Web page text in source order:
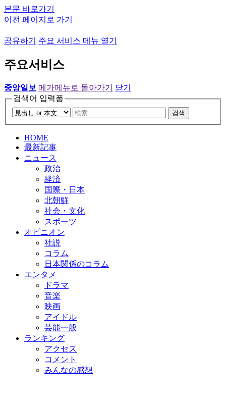
본문 바로가기
이전 페이지로 가기
공유하기 주요 서비스 메뉴 열기
주요서비스
중앙일보 메가메뉴로 돌아가기
닫기
검색어 입력폼
검색
HOME
最新記事
ニュース
政治
経済
国際・日本
北朝鮮
社会・文化
スポーツ
オピニオン
社説
コラム
日本関係のコラム
エンタメ
ドラマ
音楽
映画
アイドル
芸能一般
ランキング
アクセス
コメント
みんなの感想